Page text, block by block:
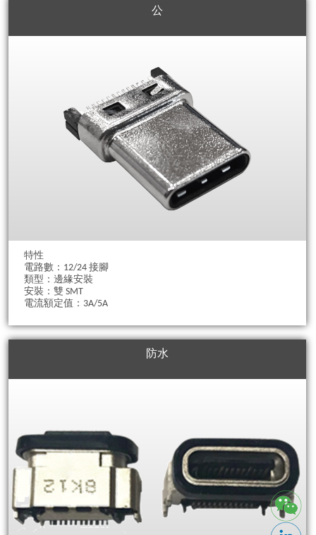
公
特性
電路數：12/24 接腳
類型：邊緣安裝
安裝：雙 SMT
電流額定值：3A/5A
防水